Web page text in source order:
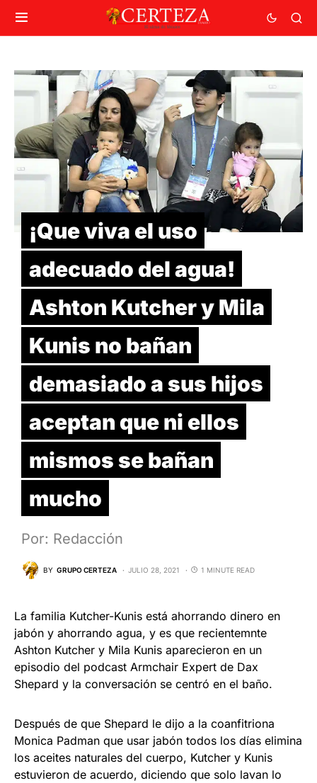
¡Que viva el uso
adecuado del agua!
Ashton Kutcher y Mila
Kunis no bañan
demasiado a sus hijos
aceptan que ni ellos
mismos se bañan
mucho
Por: Redacción
BY GRUPO CERTEZA JULIO 28, 2021 1 MINUTE READ
La familia Kutcher-Kunis está ahorrando dinero en
jabón y ahorrando agua, y es que recientemnte
Ashton Kutcher y Mila Kunis aparecieron en un
episodio del podcast Armchair Expert de Dax
Shepard y la conversación se centró en el baño.
Después de que Shepard le dijo a la coanfitriona
Monica Padman que usar jabón todos los días elimina
los aceites naturales del cuerpo, Kutcher y Kunis
estuvieron de acuerdo, diciendo que solo lavan lo